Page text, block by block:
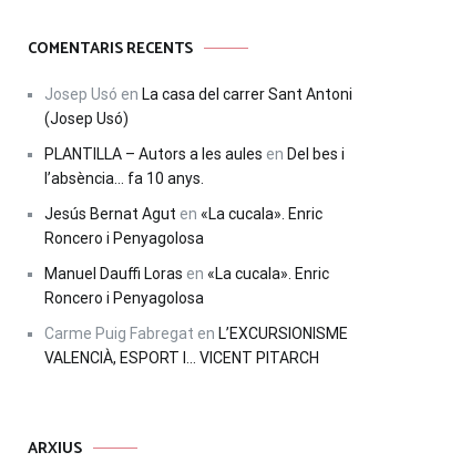
COMENTARIS RECENTS
Josep Usó en La casa del carrer Sant Antoni
(Josep Usó)
PLANTILLA – Autors a les aules en Del bes i
l’absència… fa 10 anys.
Jesús Bernat Agut en «La cucala». Enric
Roncero i Penyagolosa
Manuel Dauffi Loras en «La cucala». Enric
Roncero i Penyagolosa
Carme Puig Fabregat en L’EXCURSIONISME
VALENCIÀ, ESPORT I… VICENT PITARCH
ARXIUS